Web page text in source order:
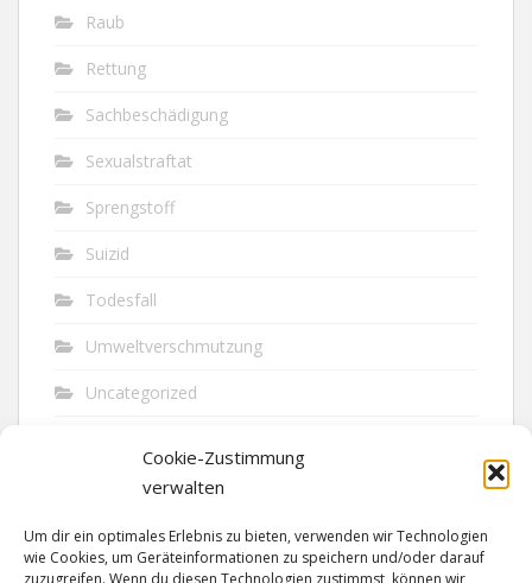
Cookie-Zustimmung
verwalten
Um dir ein optimales Erlebnis zu bieten, verwenden wir Technologien
wie Cookies, um Geräteinformationen zu speichern und/oder darauf
zuzugreifen. Wenn du diesen Technologien zustimmst, können wir
Raub
Rettung
Sachbeschädigung
Sexualstraftat
Sprengstoff
Suizid
Todesfall
Umweltverschmutzung
Uncategorized
Vandalismus
Verkehr
Verkehrsunfall